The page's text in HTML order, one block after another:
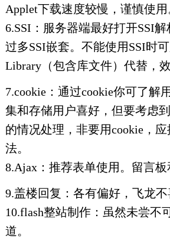
Applet下载速度较慢，谨慎使用
6.SSI：服务器端最好打开SSI
过多SSI嵌套。不能使用SSI时
Library（包含库文件）代替，效
7.cookie：通过cookie你可了解
集和存储用户喜好，但要考虑
的情况处理，非要用cookie，
法。
8.Ajax：推荐表单使用。留言板
9.盖楼回复：各有偏好，飞龙不
10.flash整站制作：虽然未尝不
道。